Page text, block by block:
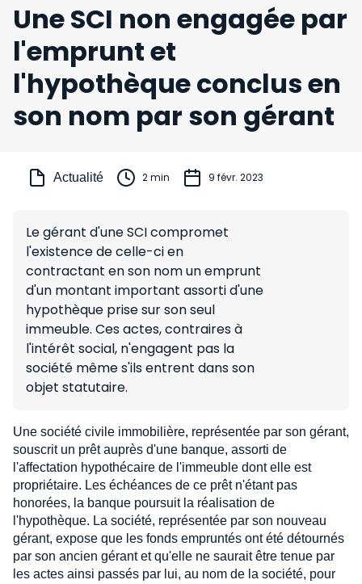
Une SCI non engagée par
l'emprunt et
l'hypothèque conclus en
son nom par son gérant
Actualité 2 min 9 févr. 2023
Le gérant d'une SCI compromet
l'existence de celle-ci en
contractant en son nom un emprunt
d'un montant important assorti d'une
hypothèque prise sur son seul
immeuble. Ces actes, contraires à
l'intérêt social, n'engagent pas la
société même s'ils entrent dans son
objet statutaire.
Une société civile immobilière, représentée par son gérant,
souscrit un prêt auprès d'une banque, assorti de
l'affectation hypothécaire de l'immeuble dont elle est
propriétaire. Les échéances de ce prêt n'étant pas
honorées, la banque poursuit la réalisation de
l'hypothèque. La société, représentée par son nouveau
gérant, expose que les fonds empruntés ont été détournés
par son ancien gérant et qu'elle ne saurait être tenue par
les actes ainsi passés par lui, au nom de la société, pour